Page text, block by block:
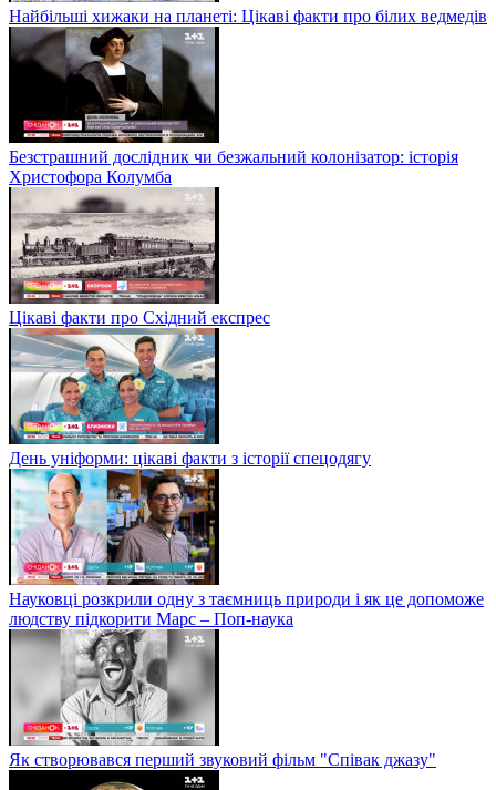
Найбільші хижаки на планеті: Цікаві факти про білих ведмедів
Безстрашний дослідник чи безжальний колонізатор: історія
Христофора Колумба
Цікаві факти про Східний експрес
День уніформи: цікаві факти з історії спецодягу
Науковці розкрили одну з таємниць природи і як це допоможе
людству підкорити Марс – Поп-наука
Як створювався перший звуковий фільм "Співак джазу"